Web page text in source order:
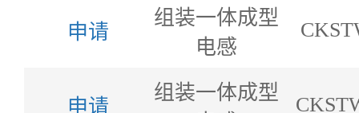
申请
组装一体成型
电感
申请
组装一体成型